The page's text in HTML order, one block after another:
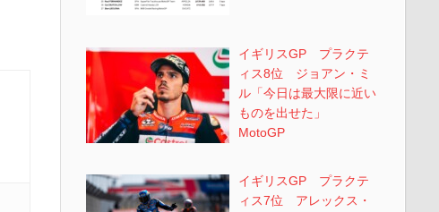
イギリスGP プラクテ
ィス8位 ジョアン・ミ
ル「今日は最大限に近い
ものを出せた」
MotoGP
イギリスGP プラクテ
ィス7位 アレックス・